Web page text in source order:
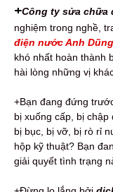
+Công ty sửa chữa
nghiệm trong nghề,
điện nước Anh Dũng
khó nhất hoàn thành
hài lòng những vị
+Bạn đang đứng
bị xuống cấp, bị
bị bục, bị vỡ, bị rò rỉ
hộp kỹ thuật? Bạn
giải quyết tình trạng